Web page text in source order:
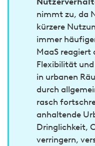
nimmt zu, da
kürzere
immer
MaaS reagiert
Flexibilität
in urbanen
durch
rasch
anhaltende
Dringlichkeit,
verringern,